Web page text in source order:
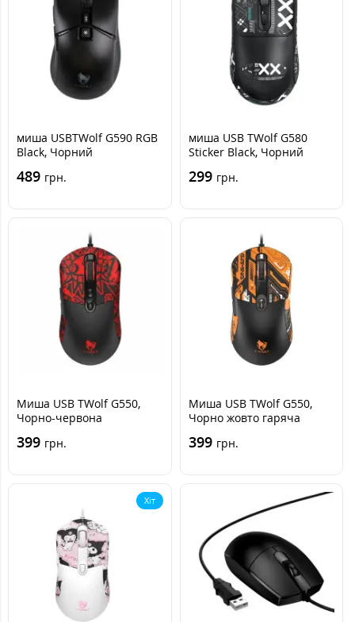
миша USBTWolf G590 RGB
Black, Чорний
489 грн.
миша USB TWolf G580
Sticker Black, Чорний
299 грн.
Миша USB TWolf G550,
Чорно-червона
399 грн.
Миша USB TWolf G550,
Чорно жовто гаряча
399 грн.
Хіт